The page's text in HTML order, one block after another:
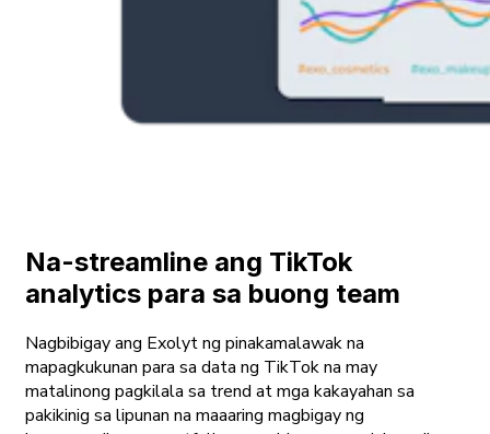
Na-streamline ang TikTok
analytics para sa buong team
Nagbibigay ang Exolyt ng pinakamalawak na
mapagkukunan para sa data ng TikTok na may
matalinong pagkilala sa trend at mga kakayahan sa
pakikinig sa lipunan na maaaring magbigay ng